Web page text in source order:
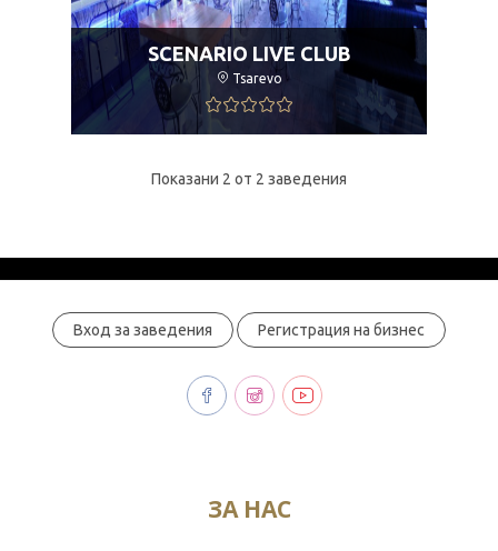
SCENARIO LIVE CLUB
Tsarevo
Показани 2 от 2 заведения
Вход за заведения Регистрация на бизнес
ЗА НАС